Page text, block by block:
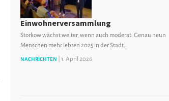
Einwohnerversammlung
Storkow wächst weiter, wenn auch moderat. Genau neun
Menschen mehr lebten 2025 in der Stadt…
NACHRICHTEN 1. April 2026